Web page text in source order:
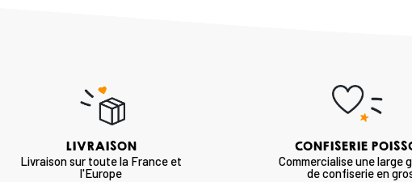
LIVRAISON
Livraison sur toute la France et
l'Europe
CONFISERIE
Commercialise une large
de confiserie en